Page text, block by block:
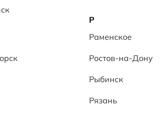
Р
Раменское
Ростов-на-Дону
Рыбинск
Рязань